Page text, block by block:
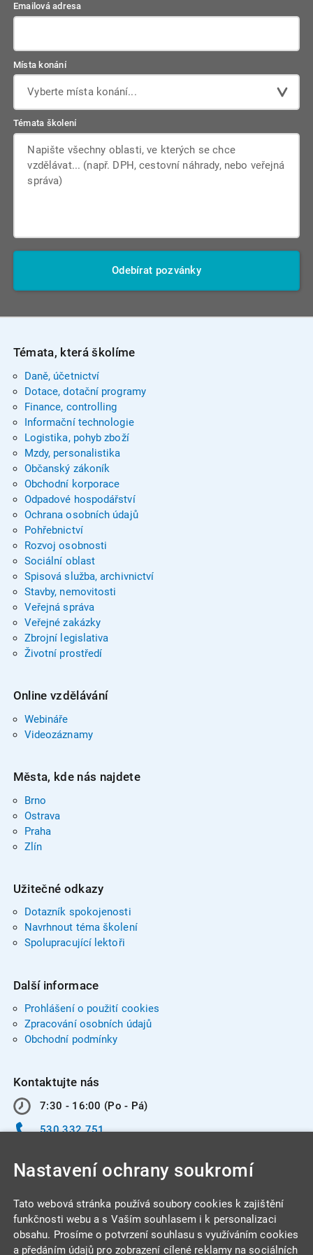
Emailová adresa
Místa konání
Vyberte místa konání...
Témata školení
Odebírat pozvánky
Témata, která školíme
Daně, účetnictví
Dotace, dotační programy
Finance, controlling
Informační technologie
Logistika, pohyb zboží
Mzdy, personalistika
Občanský zákoník
Obchodní korporace
Odpadové hospodářství
Ochrana osobních údajů
Pohřebnictví
Rozvoj osobnosti
Sociální oblast
Spisová služba, archivnictví
Stavby, nemovitosti
Veřejná správa
Veřejné zakázky
Zbrojní legislativa
Životní prostředí
Online vzdělávání
Webináře
Videozáznamy
Města, kde nás najdete
Brno
Ostrava
Praha
Zlín
Užitečné odkazy
Dotazník spokojenosti
Navrhnout téma školení
Spolupracující lektoři
Další informace
Prohlášení o použití cookies
Zpracování osobních údajů
Obchodní podmínky
Kontaktujte nás
7:30 - 16:00 (Po - Pá)
530 332 751
INTEGRA CENTRUM s.r.o.
Nastavení ochrany soukromí
Tato webová stránka používá soubory cookies k zajištění
funkčnosti webu a s Vaším souhlasem i k personalizaci
obsahu. Prosíme o potvrzení souhlasu s využíváním cookies
a předáním údajů pro zobrazení cílené reklamy na sociálních